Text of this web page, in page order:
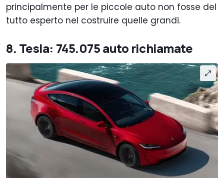
principalmente per le piccole auto non fosse del
tutto esperto nel costruire quelle grandi.
8. Tesla: 745.075 auto richiamate